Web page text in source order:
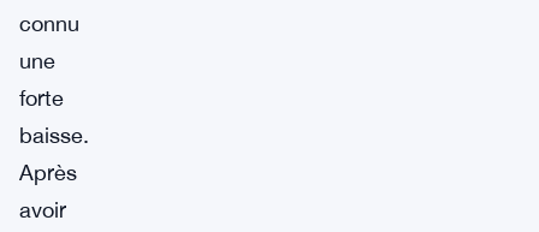
connu
une
forte
baisse.
Après
avoir